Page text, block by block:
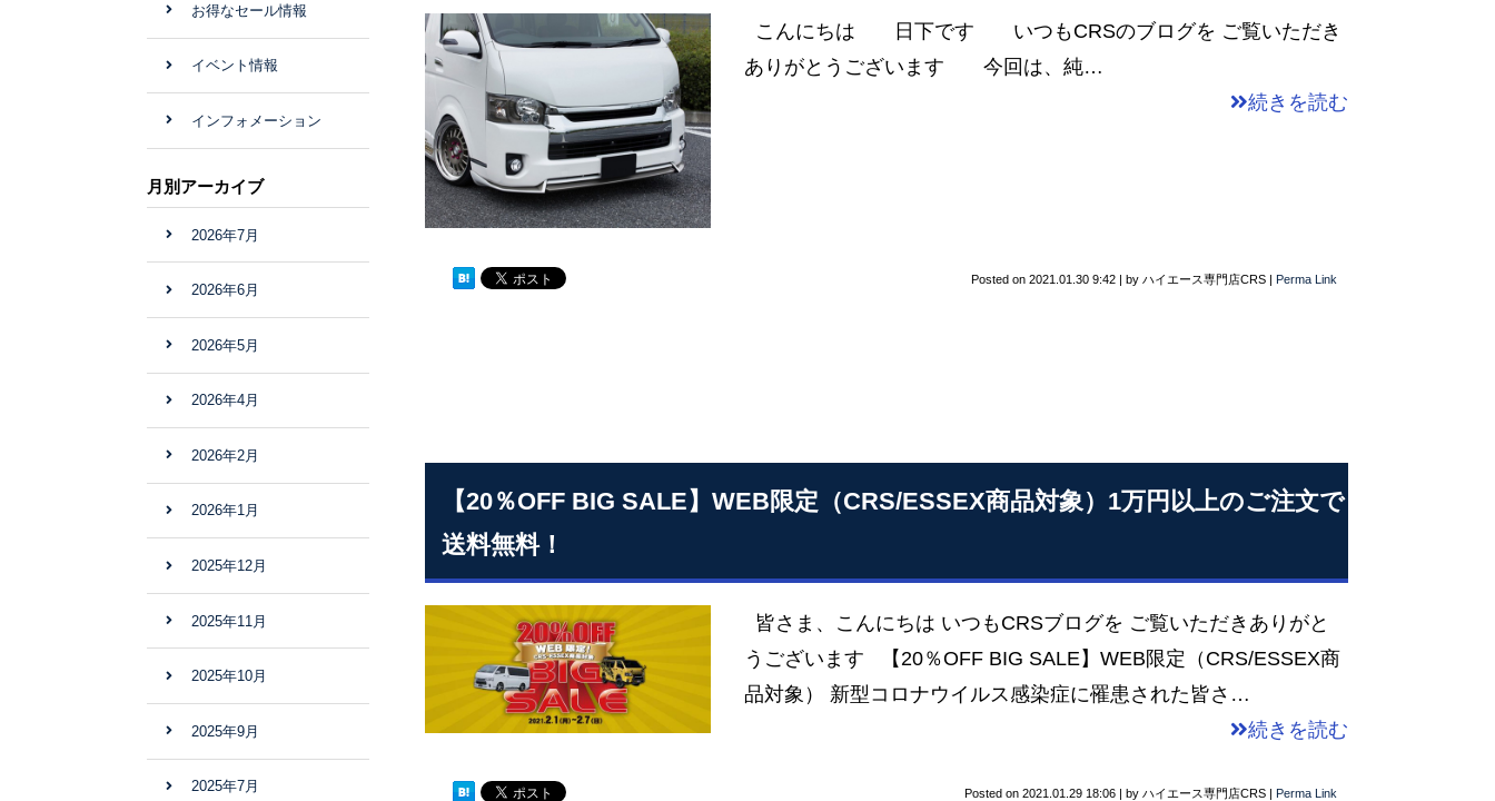
こんにちは 日下です いつもCRSのブログを ご覧いただき
ありがとうございます 今回は、純…
続きを読む
Posted on 2021.01.30 9:42 | by ハイエース専門店CRS | Perma Link
【20％OFF BIG SALE】WEB限定（CRS/ESSEX商品対象）1万円以上のご注文で
送料無料！
皆さま、こんにちは いつもCRSブログを ご覧いただきありがと
うございます 【20％OFF BIG SALE】WEB限定（CRS/ESSEX商
品対象） 新型コロナウイルス感染症に罹患された皆さ…
続きを読む
Posted on 2021.01.29 18:06 | by ハイエース専門店CRS | Perma Link
お得なセール情報
イベント情報
インフォメーション
月別アーカイブ
2026年7月
2026年6月
2026年5月
2026年4月
2026年2月
2026年1月
2025年12月
2025年11月
2025年10月
2025年9月
2025年7月